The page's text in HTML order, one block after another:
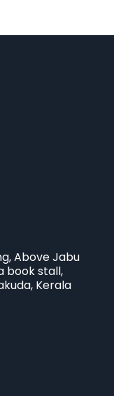
Above Jabu
book stall,
Kerala